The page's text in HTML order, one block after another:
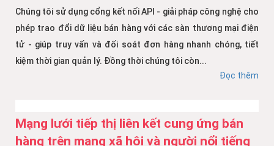
Chúng tôi sử dụng cổng kết nối API - giải pháp công nghệ cho
phép trao đổi dữ liệu bán hàng với các sàn thương mại điện
tử - giúp truy vấn và đối soát đơn hàng nhanh chóng, tiết
kiệm thời gian quản lý. Đồng thời chúng tôi còn...
Đọc thêm
Mạng lưới tiếp thị liên kết cung ứng bán
hàng trên mạng xã hội và người nổi tiếng